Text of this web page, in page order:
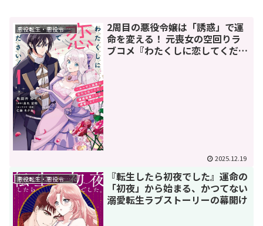
悪役転生・悪役令嬢もの
2周目の悪役令嬢は「誘惑」で運
命を変える！ 元喪女の空回りラ
ブコメ『わたくしに恋してくださ
2025.12.19
悪役転生・悪役令嬢もの
『転生したら初夜でした』運命の
「初夜」から始まる、かつてない
溺愛転生ラブストーリーの幕開け